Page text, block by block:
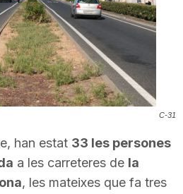
C-31
han estat 33 les persones
a les carreteres de la
, les mateixes que fa tres